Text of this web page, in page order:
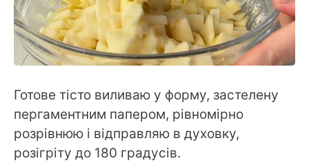
Готове тісто виливаю у форму, застелену
пергаментним папером, рівномірно
розрівнюю і відправляю в духовку,
розігріту до 180 градусів.